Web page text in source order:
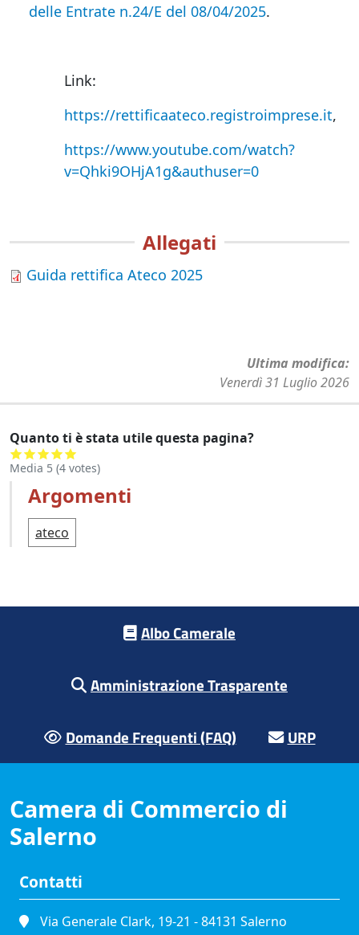
delle Entrate n.24/E del 08/04/2025.
Link:
https://rettificaateco.registroimprese.it,
https://www.youtube.com/watch?
v=Qhki9OHjA1g&authuser=0
Allegati
Guida rettifica Ateco 2025
Ultima modifica
Venerdì 31 Luglio 2026
Quanto ti è stata utile questa pagina?
Media 5 (4 votes)
Argomenti
ateco
Albo Camerale
Amministrazione Trasparente
Domande Frequenti (FAQ) URP
Camera di Commercio di
Salerno
Contatti
Via Generale Clark, 19-21 - 84131 Salerno